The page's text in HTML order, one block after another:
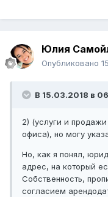
Юлия
Опубликовано
В 15.03.2018 в
2) (услуги и
офиса), но могу
Но, как я понял,
адрес, на который
Собственность,
согласием